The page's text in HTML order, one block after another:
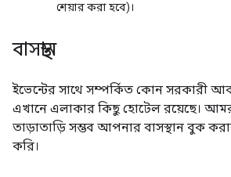
শেয়ার করা হবে)।
বাসস্থান
ইভেন্টের সাথে সম্পর্কিত কোন সরকারী
এখানে এলাকার কিছু হোটেল রয়েছে।
তাড়াতাড়ি সম্ভব আপনার বাসস্থান বুক
করি।